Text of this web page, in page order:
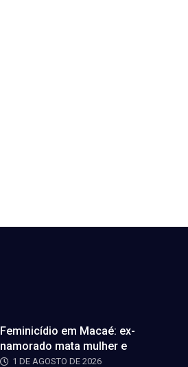
Feminicídio em Macaé: ex-
namorado mata mulher e
1 DE AGOSTO DE 2026